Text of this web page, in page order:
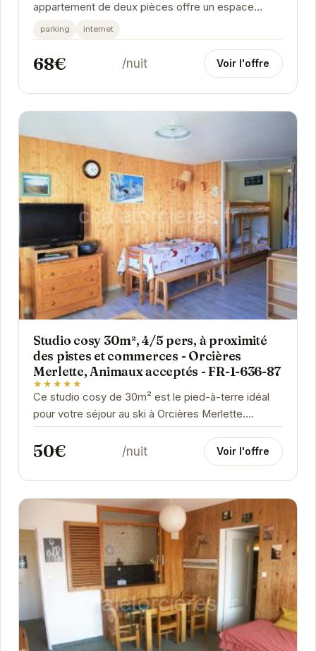
appartement de deux pièces offre un espace
convivial et chaleureux pour des vacances à la
montagne...
parking internet
68€ /nuit Voir l'offre
Studio cosy 30m², 4/5 pers, à proximité
des pistes et commerces - Orcières
Merlette, Animaux acceptés - FR-1-636-87
★★★★★
Ce studio cosy de 30m² est le pied-à-terre idéal
pour votre séjour au ski à Orcières Merlette.
Proche des pistes et des commerces, il peut...
50€ /nuit Voir l'offre